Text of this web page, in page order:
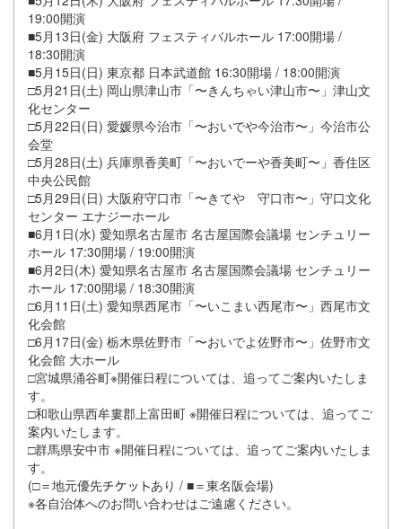
19:00開演
■5月13日(金) 大阪府 フェスティバルホール 17:00開場 /
18:30開演
■5月15日(日) 東京都 日本武道館 16:30開場 / 18:00開演
□5月21日(土) 岡山県津山市「〜きんちゃい津山市〜」津山文
化センター
□5月22日(日) 愛媛県今治市「〜おいでや今治市〜」今治市公
会堂
□5月28日(土) 兵庫県香美町「〜おいでーや香美町〜」香住区
中央公民館
□5月29日(日) 大阪府守口市「〜きてや 守口市〜」守口文化
センター エナジーホール
■6月1日(水) 愛知県名古屋市 名古屋国際会議場 センチュリー
ホール 17:30開場 / 19:00開演
■6月2日(木) 愛知県名古屋市 名古屋国際会議場 センチュリー
ホール 17:00開場 / 18:30開演
□6月11日(土) 愛知県西尾市「〜いこまい西尾市〜」西尾市文
化会館
□6月17日(金) 栃木県佐野市「〜おいでよ佐野市〜」佐野市文
化会館 大ホール
□宮城県涌谷町※開催日程については、追ってご案内いたしま
す。
□和歌山県西牟婁郡上富田町 ※開催日程については、追ってご
案内いたします。
□群馬県安中市 ※開催日程については、追ってご案内いたしま
す。
(□＝地元優先
あり / ■＝東名阪会場)
※各自治体へのお問い合わせはご遠慮ください。